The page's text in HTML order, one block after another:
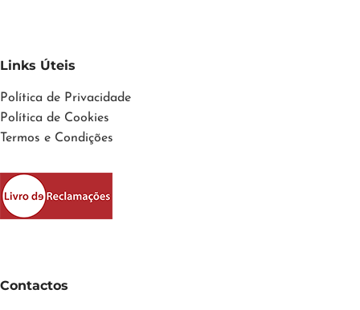
Links Úteis
Política de Privacidade
Política de Cookies
Termos e Condições
Contactos